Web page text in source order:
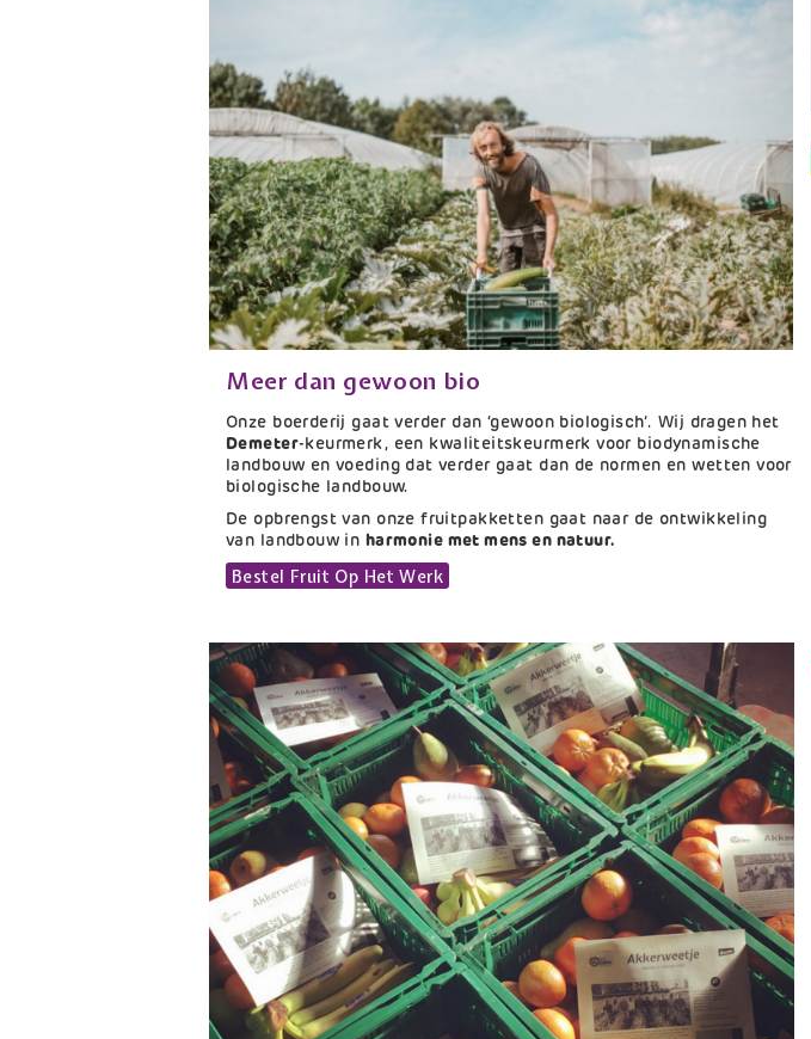
Titel
Meer dan gewoon bio
Tekst
Onze boerderij gaat verder dan ‘gewoon biologisch’. Wij dragen het
Demeter-keurmerk, een kwaliteitskeurmerk voor biodynamische
landbouw en voeding dat verder gaat dan de normen en wetten voor
biologische landbouw.
De opbrengst van onze fruitpakketten gaat naar de ontwikkeling
van landbouw in harmonie met mens en natuur.
Link
Bestel Fruit Op Het Werk